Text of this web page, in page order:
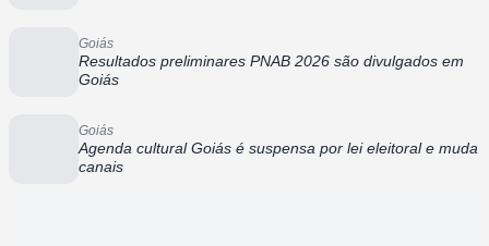
Goiás
Resultados preliminares PNAB 2026 são divulgados em
Goiás
Goiás
Agenda cultural Goiás é suspensa por lei eleitoral e muda
canais